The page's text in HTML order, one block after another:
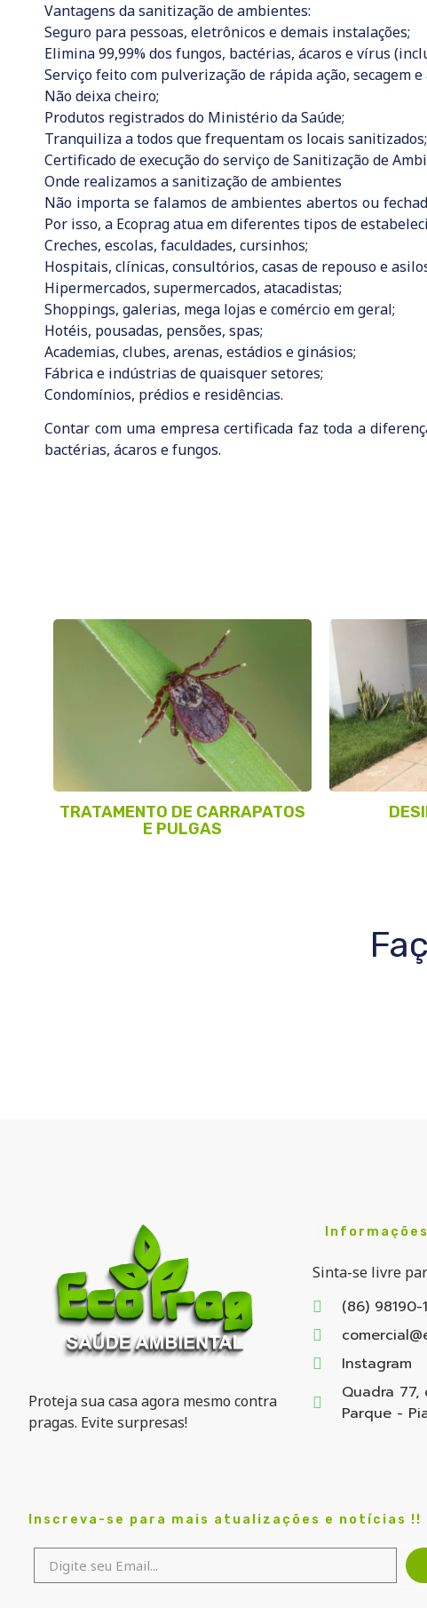
Vantagens da sanitização de ambientes:
Seguro para pessoas, eletrônicos e demais instalações;
Elimina 99,99% dos fungos, bactérias, ácaros e vírus
Serviço feito com pulverização de rápida ação, secagem
Não deixa cheiro;
Produtos registrados do Ministério da Saúde;
Tranquiliza a todos que frequentam os locais sanitizados;
Certificado de execução do serviço de Sanitização de
Onde realizamos a sanitização de ambientes
Não importa se falamos de ambientes abertos ou
Por isso, a Ecoprag atua em diferentes tipos de
Creches, escolas, faculdades, cursinhos;
Hospitais, clínicas, consultórios, casas de repouso e
Hipermercados, supermercados, atacadistas;
Shoppings, galerias, mega lojas e comércio em geral;
Hotéis, pousadas, pensões, spas;
Academias, clubes, arenas, estádios e ginásios;
Fábrica e indústrias de quaisquer setores;
Condomínios, prédios e residências.
Contar com uma empresa certificada faz toda a
bactérias, ácaros e fungos.
TRATAMENTO DE CARRAPATOS
E PULGAS
Proteja sua casa agora mesmo contra
pragas. Evite surpresas!
Sinta-se livre
(86) 98190-
Instagram
Quadra 77,
Parque -
Inscreva-se para mais atualizações e notícias !!